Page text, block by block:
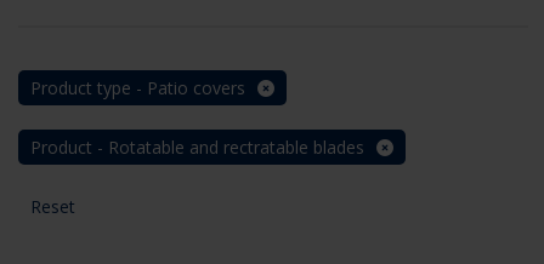
Product type - Patio covers
Product - Rotatable and rectratable blades
Reset